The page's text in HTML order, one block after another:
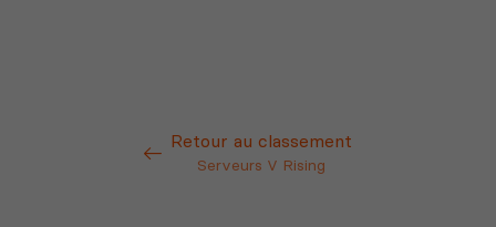
Retour au classement
Serveurs V Rising